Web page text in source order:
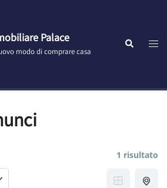
Palace
modo di comprare casa
Cerca
1 risultato